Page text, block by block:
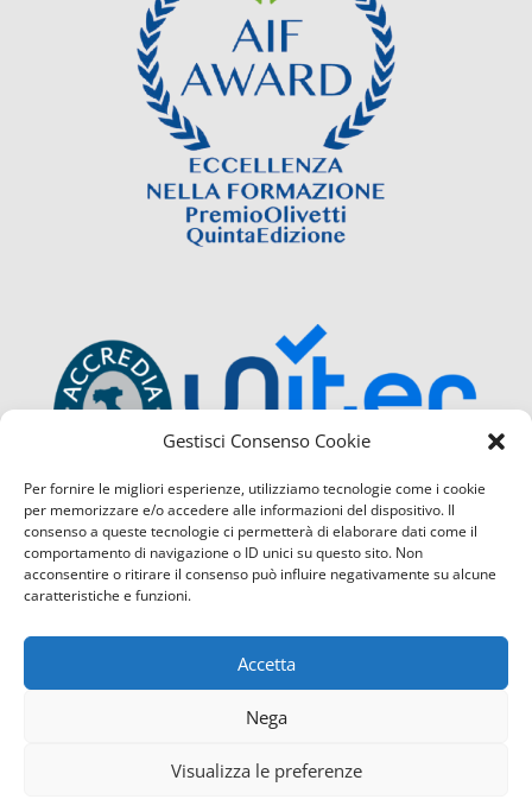
Gestisci Consenso Cookie
Per fornire le migliori esperienze, utilizziamo tecnologie come i cookie
per memorizzare e/o accedere alle informazioni del dispositivo. Il
consenso a queste tecnologie ci permetterà di elaborare dati come il
comportamento di navigazione o ID unici su questo sito. Non
acconsentire o ritirare il consenso può influire negativamente su alcune
caratteristiche e funzioni.
Accetta
Nega
Visualizza le preferenze
Confcommercio Cosenza é certificata con il Sistema di